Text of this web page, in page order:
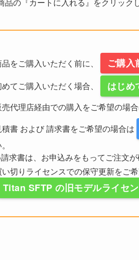
をご購入いただく前に、 ご購入
てご購入いただく場合、
はじめ
売代理店経由での購入をご希望の場
積書 および 請求書をご希望の場合は
求書は、お申込みをもってご注文
い切りライセンスでの保守更新をご希
Titan SFTP の旧モデルライセ